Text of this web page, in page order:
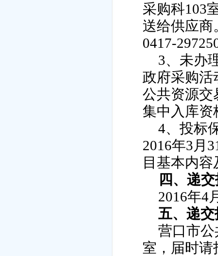
采购科103
送给供应商
0417-
3、未办
政府采购活
公共资源交
集中入库资
4、投标
2016年3月
目基本内
四 、递
2016年4
五、递
营口市
室，届时请